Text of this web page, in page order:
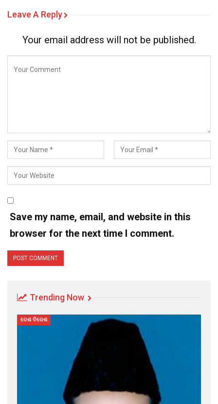
Leave A Reply
Your email address will not be published.
Save my name, email, and website in this
browser for the next time I comment.
Trending Now
ଦେଶ ବିଦେଶ